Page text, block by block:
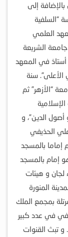
إلى
“السلفية
بعدها بالمعهد العلمي
الشريعة
مهنة أستاذ في المعهد
سنة
“الأزهر” ثم
أصول الدين”، و
الحذيفي
النبوي الشريف سنة ۱۳۹۹ه، ثم إماما بالمسجد
۱٤۰۱ه، و منذ سنة ۱٤۰۲ه و هو إمام بالمسجد
و هيئات
المنورة
بمجمع الملك
في عدد كبير
و تبث القنوات